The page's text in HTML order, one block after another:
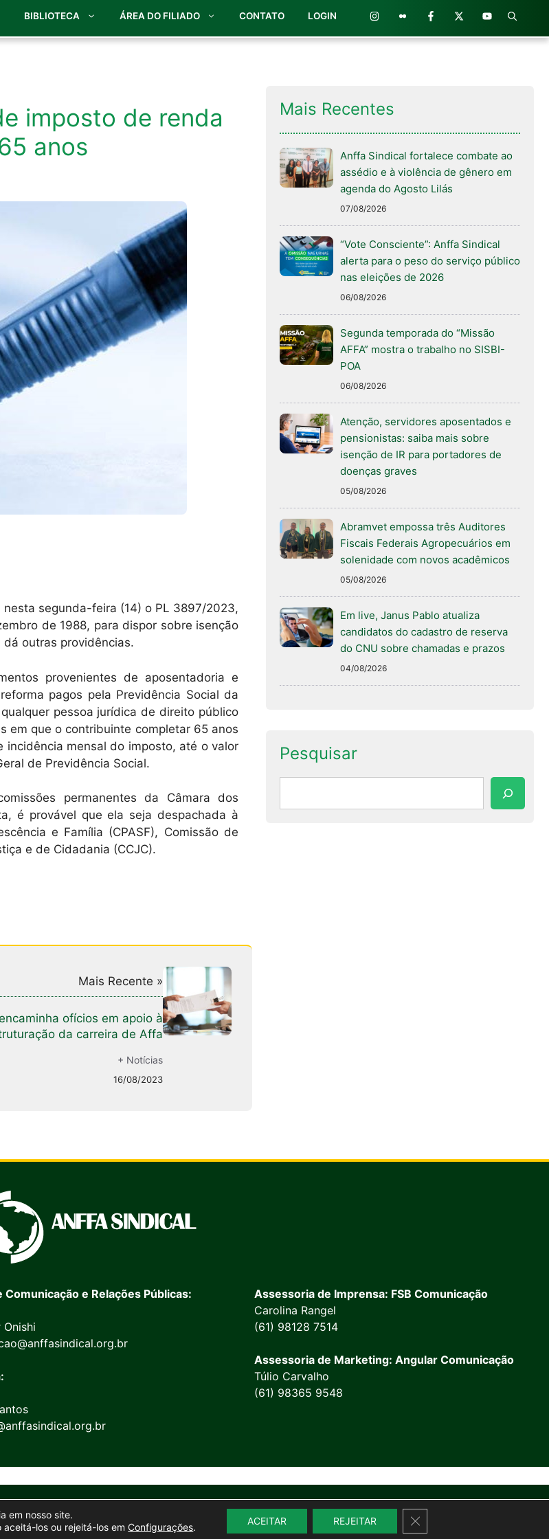
BIBLIOTECA ÁREA DO FILIADO CONTATO LOGIN
imposto de renda
anos
segunda-feira (14) o PL 3897/2023,
de 1988, para dispor sobre isenção
outras providências.
provenientes de aposentadoria e
pagos pela Previdência Social da
pessoa jurídica de direito público
em que o contribuinte completar 65 anos
mensal do imposto, até o valor
de Previdência Social.
permanentes da Câmara dos
é provável que ela seja despachada à
e Família (CPASF), Comissão de
e de Cidadania (CCJC).
Mais Recente »
ofícios em apoio à
da carreira de Affa
+ Notícias
16/08/2023
Mais Recentes
Anffa Sindical fortalece combate ao
assédio e à violência de gênero em
agenda do Agosto Lilás
07/08/2026
“Vote Consciente”: Anffa Sindical
alerta para o peso do serviço público
nas eleições de 2026
06/08/2026
Segunda temporada do “Missão
AFFA” mostra o trabalho no SISBI-
POA
06/08/2026
Atenção, servidores aposentados e
pensionistas: saiba mais sobre
isenção de IR para portadores de
doenças graves
05/08/2026
Abramvet empossa três Auditores
Fiscais Federais Agropecuários em
solenidade com novos acadêmicos
05/08/2026
Em live, Janus Pablo atualiza
candidatos do cadastro de reserva
do CNU sobre chamadas e prazos
04/08/2026
Pesquisar
Comunicação e Relações Públicas:
Assessoria de Imprensa: FSB Comunicação
Carolina Rangel
(61) 98128 7514
Assessoria de Marketing: Angular Comunicação
Túlio Carvalho
(61) 98365 9548
desenvolvido por Marketing Objetivo
em nosso site.
aceitá-los ou rejeitá-los em Configurações.
ACEITAR REJEITAR Close GDPR Cookie Banner